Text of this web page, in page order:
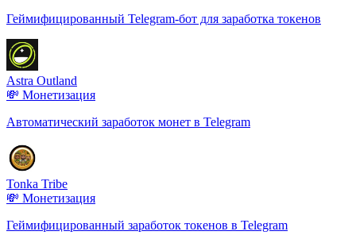
Геймифицированный Telegram-бот для заработка токенов
Astra Outland
💸 Монетизация
Автоматический заработок монет в Telegram
Tonka Tribe
💸 Монетизация
Геймифицированный заработок токенов в Telegram